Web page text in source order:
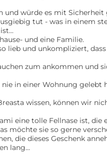
und würde es mit Sicherheit
tut - was in einem
und eine Familie.
lieb und unkompliziert,
zum ankommen und
in einer Wohnung gelebt
wissen, können wir
eine tolle Fellnase ist, die
möchte sie so gerne
die dieses Geschenk
lang...